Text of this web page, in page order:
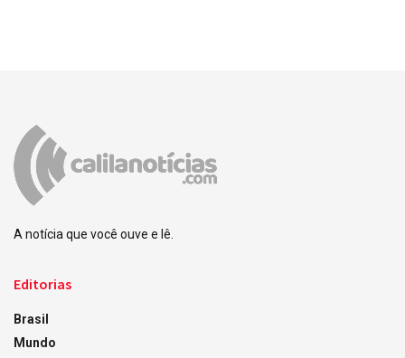
A notícia que você ouve e lê.
Editorias
Brasil
Mundo